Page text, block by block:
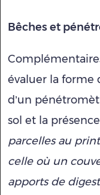
Bêches et
évaluer la forme
d’un
sol et la
parcelles au
celle où un
apports de